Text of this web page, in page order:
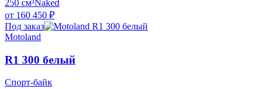
250 см³Naked
от 160 450 ₽
Под заказ
Motoland
R1 300 белый
Спорт-байк